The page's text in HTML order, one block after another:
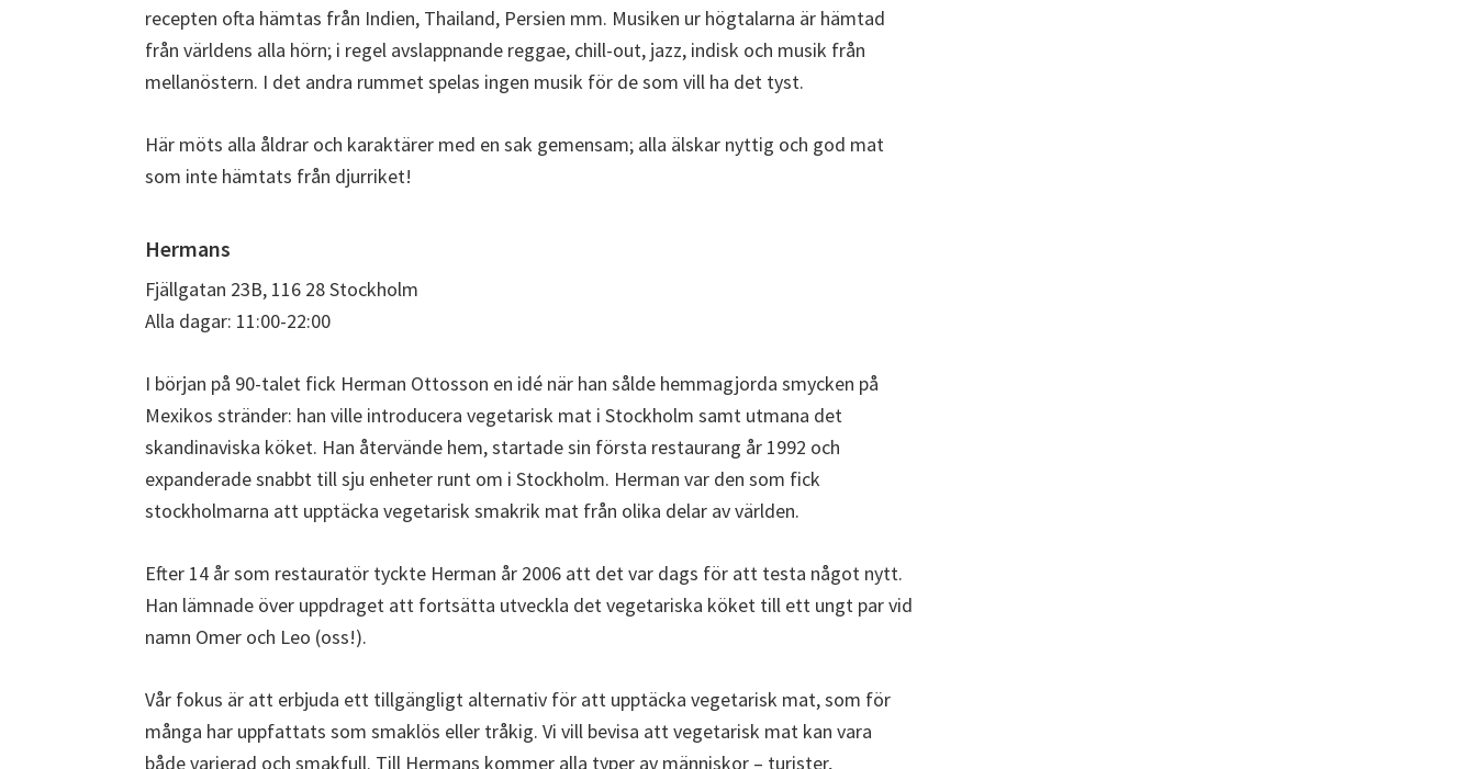
recepten ofta hämtas från Indien, Thailand, Persien mm. Musiken ur högtalarna är hämtad
från världens alla hörn; i regel avslappnande reggae, chill-out, jazz, indisk och musik från
mellanöstern. I det andra rummet spelas ingen musik för de som vill ha det tyst.
Här möts alla åldrar och karaktärer med en sak gemensam; alla älskar nyttig och god mat
som inte hämtats från djurriket!
Hermans
Fjällgatan 23B, 116 28 Stockholm
Alla dagar: 11:00-22:00
I början på 90-talet fick Herman Ottosson en idé när han sålde hemmagjorda smycken på
Mexikos stränder: han ville introducera vegetarisk mat i Stockholm samt utmana det
skandinaviska köket. Han återvände hem, startade sin första restaurang år 1992 och
expanderade snabbt till sju enheter runt om i Stockholm. Herman var den som fick
stockholmarna att upptäcka vegetarisk smakrik mat från olika delar av världen.
Efter 14 år som restauratör tyckte Herman år 2006 att det var dags för att testa något nytt.
Han lämnade över uppdraget att fortsätta utveckla det vegetariska köket till ett ungt par vid
namn Omer och Leo (oss!).
Vår fokus är att erbjuda ett tillgängligt alternativ för att upptäcka vegetarisk mat, som för
många har uppfattats som smaklös eller tråkig. Vi vill bevisa att vegetarisk mat kan vara
både varierad och smakfull. Till Hermans kommer alla typer av människor – turister,